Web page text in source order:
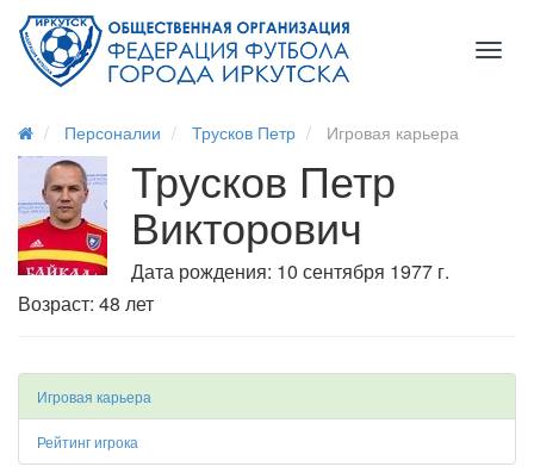
Персоналии Трусков Петр Игровая карьера
Трусков Петр
Викторович
Дата рождения: 10 сентября 1977 г.
Возраст: 48 лет
Игровая карьера
Рейтинг игрока